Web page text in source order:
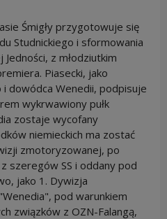
Śmigły przygotowuje się
Studnickiego i sformowania
z młodziutkim
Piasecki, jako
i dowódca Wenedii, podpisuje
wykrwawiony pułk
zostaje wycofany
niemieckich ma zostać
zmotoryzowanej, po
szeregów SS i oddany pod
jako 1. Dywizja
pod warunkiem
związków z OZN-Falangą,